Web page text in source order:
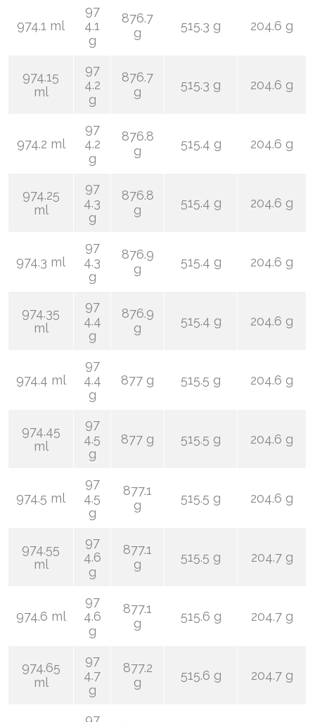
974.1 ml
97
4.1
g
876.7
g
515.3 g 204.6 g
974.15
ml
97
4.2
g
876.7
g
515.3 g 204.6 g
974.2 ml
97
4.2
g
876.8
g
515.4 g 204.6 g
974.25
ml
97
4.3
g
876.8
g
515.4 g 204.6 g
974.3 ml
97
4.3
g
876.9
g
515.4 g 204.6 g
974.35
ml
97
4.4
g
876.9
g
515.4 g 204.6 g
974.4 ml
97
4.4
g
877 g 515.5 g 204.6 g
974.45
ml
97
4.5
g
877 g 515.5 g 204.6 g
974.5 ml
97
4.5
g
877.1
g
515.5 g 204.6 g
974.55
ml
97
4.6
g
877.1
g
515.5 g 204.7 g
974.6 ml
97
4.6
g
877.1
g
515.6 g 204.7 g
974.65
ml
97
4.7
g
877.2
g
515.6 g 204.7 g